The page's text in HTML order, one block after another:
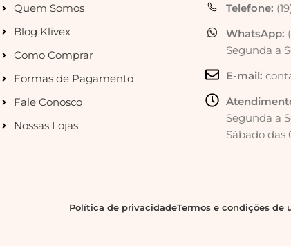
Quem Somos
Blog Klivex
Como Comprar
Formas de Pagamento
Fale Conosco
Nossas Lojas
Telefone:
WhatsApp:
Segunda a
E-mail:
Segunda a
Sábado das
Política de privacidadeTermos e condições de